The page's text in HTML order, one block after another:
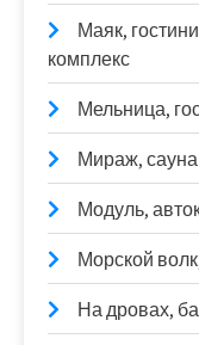
Маяк,
комплекс
Мельница,
Мираж, сауна
Модуль,
Морской
На дровах,